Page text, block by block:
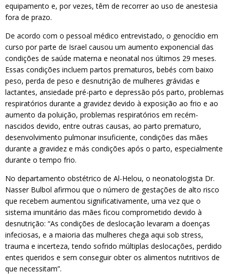
equipamento e, por vezes, têm de recorrer ao uso de anestesia
fora de prazo.
De acordo com o pessoal médico entrevistado, o genocídio em
curso por parte de Israel causou um aumento exponencial das
condições de saúde materna e neonatal nos últimos 29 meses.
Essas condições incluem partos prematuros, bebés com baixo
peso, perda de peso e desnutrição de mulheres grávidas e
lactantes, ansiedade pré-parto e depressão pós parto, problemas
respiratórios durante a gravidez devido à exposição ao frio e ao
aumento da poluição, problemas respiratórios em recém-
nascidos devido, entre outras causas, ao parto prematuro,
desenvolvimento pulmonar insuficiente, condições das mães
durante a gravidez e más condições após o parto, especialmente
durante o tempo frio.
No departamento obstétrico de Al-Helou, o neonatologista Dr.
Nasser Bulbol afirmou que o número de gestações de alto risco
que recebem aumentou significativamente, uma vez que o
sistema imunitário das mães ficou comprometido devido à
desnutrição: “As condições de deslocação levaram a doenças
infeciosas, e a maioria das mulheres chega aqui sob stress,
trauma e incerteza, tendo sofrido múltiplas deslocações, perdido
entes queridos e sem conseguir obter os alimentos nutritivos de
que necessitam”.